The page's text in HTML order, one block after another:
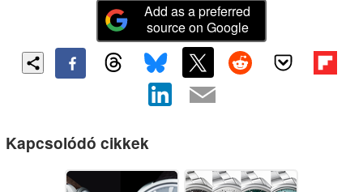
Add as a preferred
source on Google
Kapcsolódó cikkek